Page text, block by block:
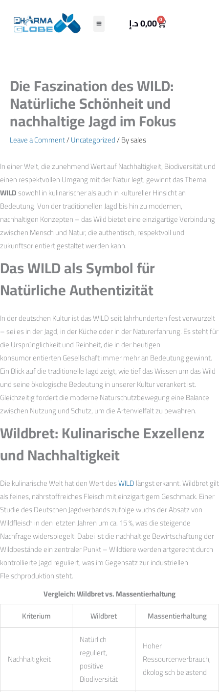
content
0,00د.إ 0
Cart
Die Faszination des WILD:
Natürliche Schönheit und
nachhaltige Jagd im Fokus
Leave a Comment/Uncategorized/ Bysales
In einer Welt, die zunehmend Wert auf Nachhaltigkeit, Biodiversität und
einen respektvollen Umgang mit der Natur legt, gewinnt das Thema
WILDsowohl in kulinarischer als auch in kultureller Hinsicht an
Bedeutung. Von der traditionellen Jagd bis hin zu modernen,
nachhaltigen Konzepten – das Wild bietet eine einzigartige Verbindung
zwischen Mensch und Natur, die authentisch, respektvoll und
zukunftsorientiert gestaltet werden kann.
Das WILD als Symbol für
Natürliche Authentizität
In der deutschen Kultur ist das WILD seit Jahrhunderten fest verwurzelt
– sei es in der Jagd, in der Küche oder in der Naturerfahrung. Es steht für
die Ursprünglichkeit und Reinheit, die in der heutigen
konsumorientierten Gesellschaft immer mehr an Bedeutung gewinnt.
Ein Blick auf die traditionelle Jagd zeigt, wie tief das Wissen um das Wild
und seine ökologische Bedeutung in unserer Kultur verankert ist.
Gleichzeitig fordert die moderne Naturschutzbewegung eine Balance
zwischen Nutzung und Schutz, um die Artenvielfalt zu bewahren.
Wildbret: Kulinarische Exzellenz
und Nachhaltigkeit
Die kulinarische Welt hat den Wert desWILDlängst erkannt. Wildbret gilt
als feines, nährstoffreiches Fleisch mit einzigartigem Geschmack. Einer
Studie des Deutschen Jagdverbands zufolge wuchs der Absatz von
Wildfleisch in den letzten Jahren um ca. 15 %, was die steigende
Nachfrage widerspiegelt. Dabei ist die nachhaltige Bewirtschaftung der
Wildbestände ein zentraler Punkt – Wildtiere werden artgerecht durch
kontrollierte Jagd reguliert, was im Gegensatz zur industriellen
Fleischproduktion steht.
Vergleich: Wildbret vs. Massentierhaltung
Kriterium
Wildbret Massentierhaltung
Nachhaltigkeit
Natürlich
reguliert,
positive
Biodiversität
Hoher
Ressourcenverbrauch,
ökologisch belastend